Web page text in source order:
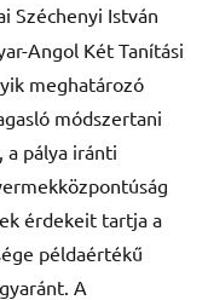
Széchenyi István
Angol Két Tanítási
meghatározó
módszertani
a pálya iránti
érdekeit tartja a
példaértékű
A